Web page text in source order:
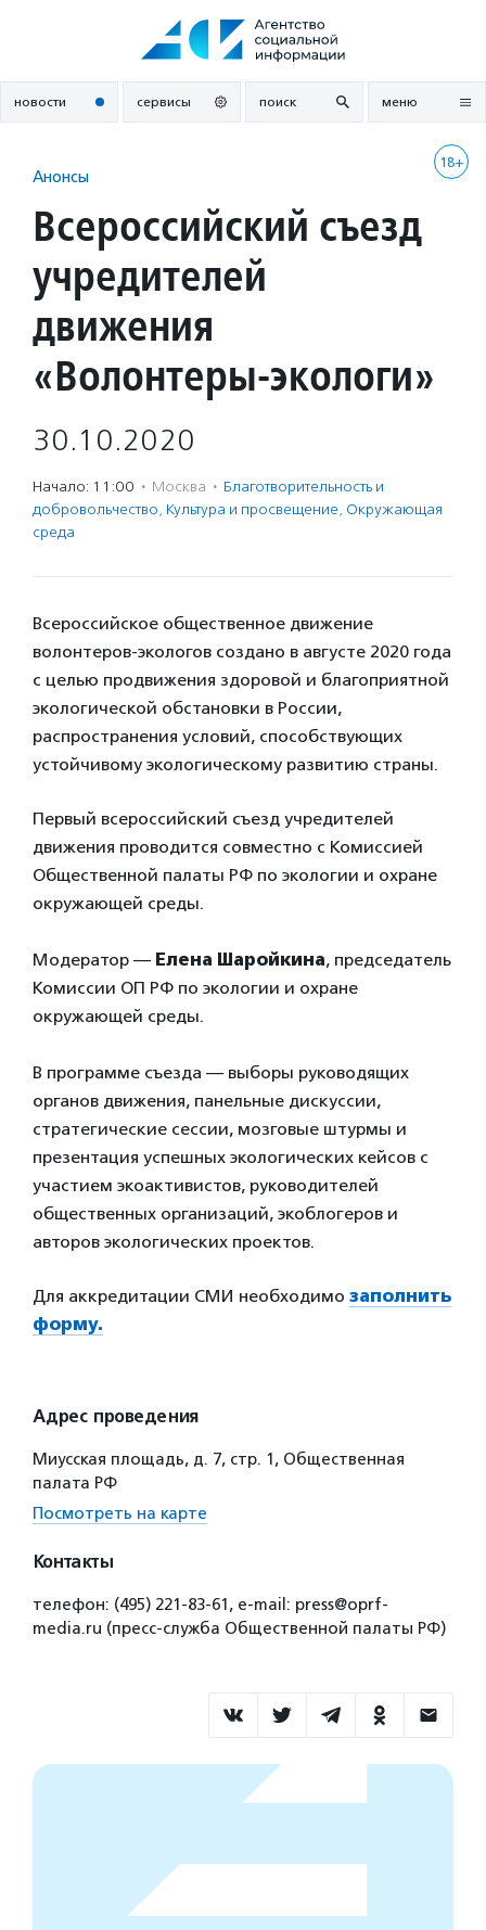
новости сервисы поиск меню
18+
Анонсы
Всероссийский съезд
учредителей
движения
«Волонтеры-экологи»
30.10.2020
Начало: 11:00 · Москва · Благотвори­тель­ность и
доброволь­чест­во, Культура и просвещение, Окружающая
среда
Всероссийское общественное движение
волонтеров-экологов создано в августе 2020 года
с целью продвижения здоровой и благоприятной
экологической обстановки в России,
распространения условий, способствующих
устойчивому экологическому развитию страны.
Первый всероссийский съезд учредителей
движения проводится совместно с Комиссией
Общественной палаты РФ по экологии и охране
окружающей среды.
Модератор — Елена Шаройкина, председатель
Комиссии ОП РФ по экологии и охране
окружающей среды.
В программе съезда — выборы руководящих
органов движения, панельные дискуссии,
стратегические сессии, мозговые штурмы и
презентация успешных экологических кейсов с
участием экоактивистов, руководителей
общественных организаций, экоблогеров и
авторов экологических проектов.
Для аккредитации СМИ необходимо заполнить
форму.
Адрес проведения
Миусская площадь, д. 7, стр. 1, Общественная
палата РФ
Посмотреть на карте
Контакты
телефон: (495) 221-83-61, e-mail: press@oprf-
media.ru (пресс-служба Общественной палаты РФ)